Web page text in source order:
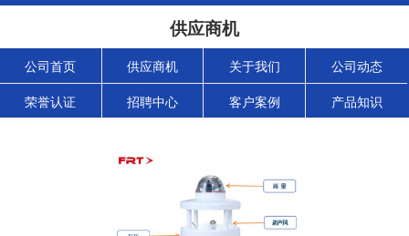
供应商机
公司首页 供应商机 关于我们 公司动态
荣誉认证 招聘中心 客户案例 产品知识